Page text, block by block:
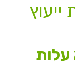
ייעוץ
עלות